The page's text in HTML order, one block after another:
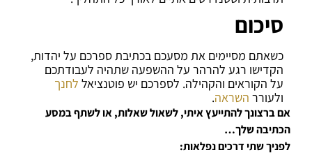
סיכום
כשאתם מסיימים את מסעכם בכתיבת ספרכם על יהדות,
הקדישו רגע להרהר על ההשפעה שתהיה לעבודתכם
על הקוראים והקהילה. לספרכם יש פוטנציאל לחנך
ולעורר השראה.
אם ברצונך להתייעץ איתי, לשאול שאלות, או לשתף במסע
הכתיבה שלך…
לפניך שתי דרכים נפלאות: